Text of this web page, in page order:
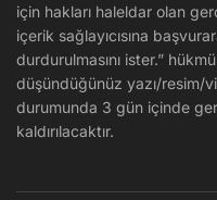
için hakları haleldar olan
içerik sağlayıcısına
durdurulmasını ister.”
düşündüğünüz yazı/resim/
durumunda 3 gün içinde
kaldırılacaktır.